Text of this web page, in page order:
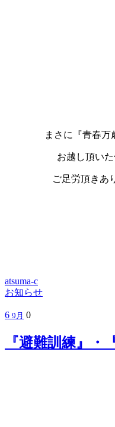
まさに『青春万
お越し頂い
ご足労頂きあ
atsuma-c
お知らせ
6 9月 0
『避難訓練』・